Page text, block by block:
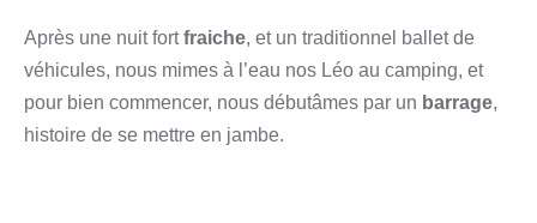
Après une nuit fortfraiche, et un traditionnel ballet de
véhicules, nous mimes à l’eau nos Léo au camping, et
pour bien commencer, nous débutâmes par un barrage,
histoire de se mettre en jambe.